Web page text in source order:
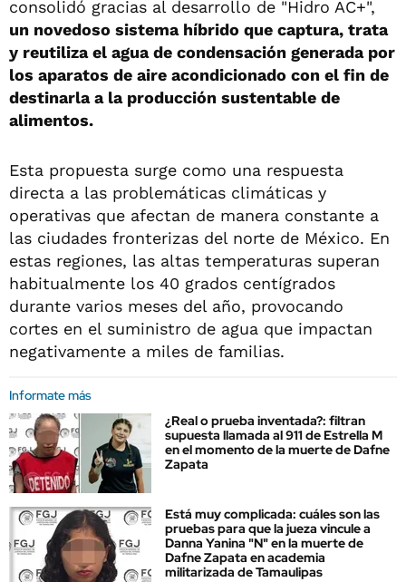
consolidó gracias al desarrollo de "Hidro AC+",
un novedoso sistema híbrido que captura, trata
y reutiliza el agua de condensación generada por
los aparatos de aire acondicionado con el fin de
destinarla a la producción sustentable de
alimentos.
Esta propuesta surge como una respuesta
directa a las problemáticas climáticas y
operativas que afectan de manera constante a
las ciudades fronterizas del norte de México. En
estas regiones, las altas temperaturas superan
habitualmente los 40 grados centígrados
durante varios meses del año, provocando
cortes en el suministro de agua que impactan
negativamente a miles de familias.
Informate más
¿Real o prueba inventada?: filtran
supuesta llamada al 911 de Estrella M
en el momento de la muerte de Dafne
Zapata
Está muy complicada: cuáles son las
pruebas para que la jueza vincule a
Danna Yanina "N" en la muerte de
Dafne Zapata en academia
militarizada de Tamaulipas